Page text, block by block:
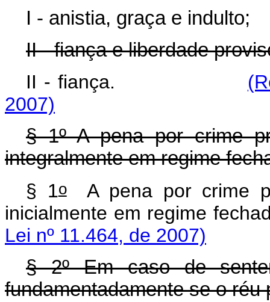
I - anistia, graça e indulto;
II - fiança e liberdade
II - fiança.
2007)
§ 1º A pena por crime
integralmente em regime
§ 1oA pena por crime
inicialmente em
Lei nº 11.464, de 2007)
§ 2º Em caso de
fundamentadamente se o